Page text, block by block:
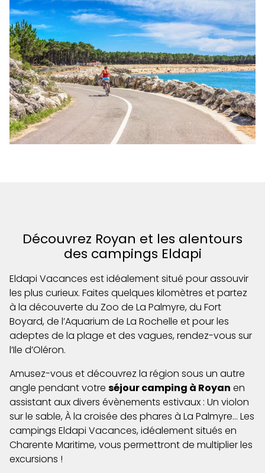
Découvrez Royan et les alentours
des campings Eldapi
Eldapi Vacances est idéalement situé pour assouvir
les plus curieux. Faites quelques kilomètres et partez
à la découverte du Zoo de La Palmyre, du Fort
Boyard, de l’Aquarium de La Rochelle et pour les
adeptes de la plage et des vagues, rendez-vous sur
l’Ile d’Oléron.
Amusez-vous et découvrez la région sous un autre
angle pendant votre séjour camping à Royan en
assistant aux divers évènements estivaux : Un violon
sur le sable, À la croisée des phares à La Palmyre… Les
campings Eldapi Vacances, idéalement situés en
Charente Maritime, vous permettront de multiplier les
excursions !